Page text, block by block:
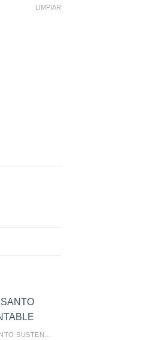
LIMPIAR